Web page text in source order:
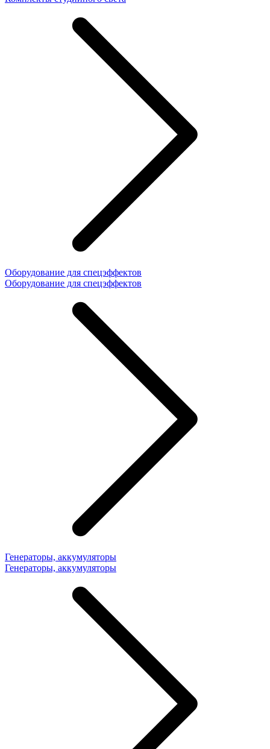
Оборудование для спецэффектов
Оборудование для спецэффектов
Генераторы, аккумуляторы
Генераторы, аккумуляторы